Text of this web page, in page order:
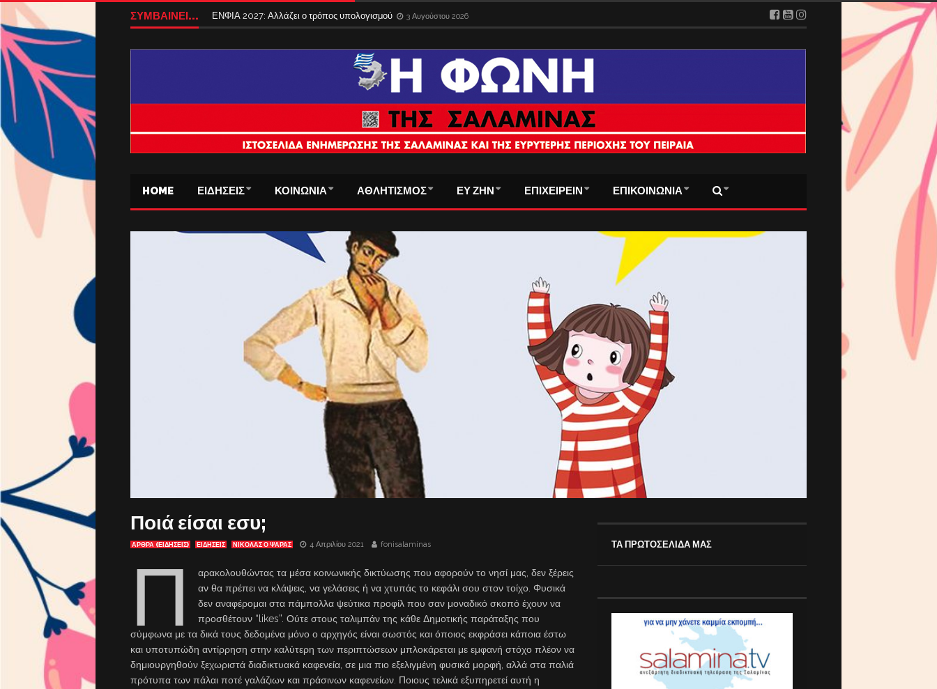
ΣΥΜΒΑΙΝΕΙ... ΕΝΦΙΑ 2027: Αλλάζει ο τρόπος υπολογισμού 3 Αυγούστου 2026
HOME ΕΙΔΗΣΕΙΣ ΚΟΙΝΩΝΙΑ ΑΘΛΗΤΙΣΜΟΣ ΕΥ ΖΗΝ ΕΠΙΧΕΙΡΕΙΝ ΕΠΙΚΟΙΝΩΝΙΑ
Ποιά είσαι εσυ;
ΑΡΘΡΑ (ΕΙΔΗΣΕΙΣ) ΕΙΔΗΣΕΙΣ ΝΙΚΟΛΑΣ Ο ΨΑΡΑΣ 4 Απριλίου 2021 fonisalaminas
Π
αρακολουθώντας τα μέσα κοινωνικής δικτύωσης που αφορούν το νησί μας, δεν ξέρεις
αν θα πρέπει να κλάψεις, να γελάσεις ή να χτυπάς το κεφάλι σου στον τοίχο. Φυσικά
δεν αναφέρομαι στα πάμπολλα ψεύτικα προφίλ που σαν μοναδικό σκοπό έχουν να
προσθέτουν “likes”. Ούτε στους ταλιμπάν της κάθε Δημοτικής παράταξης που
σύμφωνα με τα δικά τους δεδομένα μόνο ο αρχηγός είναι σωστός και όποιος εκφράσει κάποια έστω
και υποτυπώδη αντίρρηση στην καλύτερη των περιπτώσεων μπλοκάρεται με εμφανή στόχο πλέον να
δημιουργηθούν ξεχωριστά διαδικτυακά καφενεία, σε μια πιο εξελιγμένη φυσικά μορφή, αλλά στα παλιά
πρότυπα των πάλαι ποτέ γαλάζιων και πράσινων καφενείων. Ποιους τελικά εξυπηρετεί αυτή η
ΤΑ ΠΡΩΤΟΣΕΛΙΔΑ ΜΑΣ